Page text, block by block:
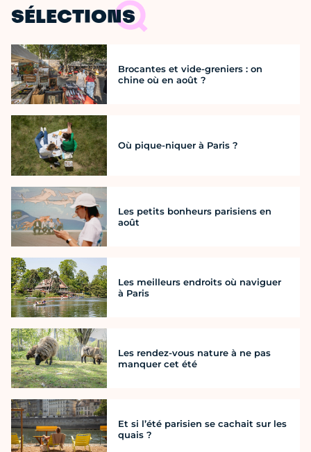
SÉLECTIONS
Brocantes et vide-greniers : on
chine où en août ?
Où pique-niquer à Paris ?
Les petits bonheurs parisiens en
août
Les meilleurs endroits où naviguer
à Paris
Les rendez-vous nature à ne pas
manquer cet été
Et si l’été parisien se cachait sur les
quais ?